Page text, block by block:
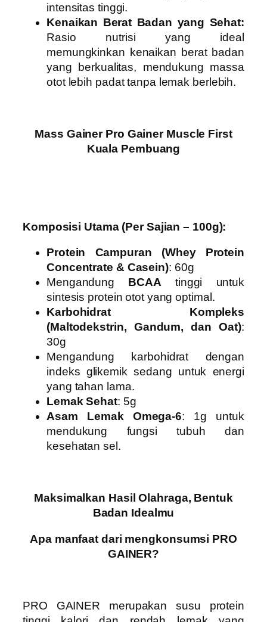
intensitas tinggi.
Kenaikan Berat Badan yang Sehat:
Rasio nutrisi yang ideal
memungkinkan kenaikan berat badan
yang berkualitas, mendukung massa
otot lebih padat tanpa lemak berlebih.
Mass Gainer Pro Gainer Muscle First
Kuala Pembuang
Komposisi Utama (Per Sajian – 100g):
Protein Campuran (Whey Protein
Concentrate & Casein): 60g
Mengandung BCAA tinggi untuk
sintesis protein otot yang optimal.
Karbohidrat Kompleks
(Maltodekstrin, Gandum, dan Oat):
30g
Mengandung karbohidrat dengan
indeks glikemik sedang untuk energi
yang tahan lama.
Lemak Sehat: 5g
Asam Lemak Omega-6: 1g untuk
mendukung fungsi tubuh dan
kesehatan sel.
Maksimalkan Hasil Olahraga, Bentuk
Badan Idealmu
Apa manfaat dari mengkonsumsi PRO
GAINER?
PRO GAINER merupakan susu protein